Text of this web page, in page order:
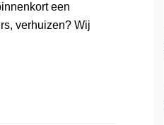
een
verhuizen? Wij